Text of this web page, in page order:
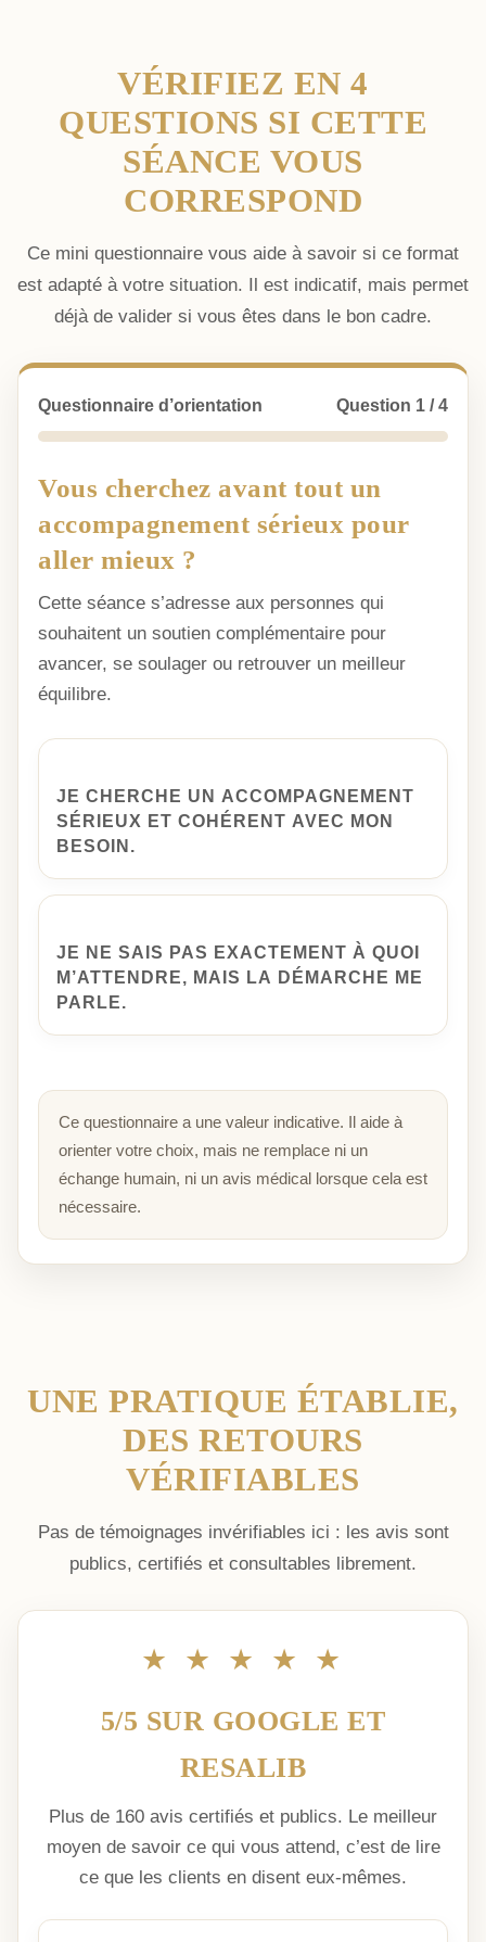
VÉRIFIEZ EN 4
QUESTIONS SI CETTE
SÉANCE VOUS
CORRESPOND
Ce mini questionnaire vous aide à savoir si ce format
est adapté à votre situation. Il est indicatif, mais permet
déjà de valider si vous êtes dans le bon cadre.
Questionnaire d’orientation Question 1 / 4
Vous cherchez avant tout un
accompagnement sérieux pour
aller mieux ?
Cette séance s’adresse aux personnes qui
souhaitent un soutien complémentaire pour
avancer, se soulager ou retrouver un meilleur
équilibre.
JE CHERCHE UN ACCOMPAGNEMENT
SÉRIEUX ET COHÉRENT AVEC MON
BESOIN.
JE NE SAIS PAS EXACTEMENT À QUOI
M’ATTENDRE, MAIS LA DÉMARCHE ME
PARLE.
Ce questionnaire a une valeur indicative. Il aide à
orienter votre choix, mais ne remplace ni un
échange humain, ni un avis médical lorsque cela est
nécessaire.
UNE PRATIQUE ÉTABLIE,
DES RETOURS
VÉRIFIABLES
Pas de témoignages invérifiables ici : les avis sont
publics, certifiés et consultables librement.
★ ★ ★ ★ ★
5/5 SUR GOOGLE ET
RESALIB
Plus de 160 avis certifiés et publics. Le meilleur
moyen de savoir ce qui vous attend, c’est de lire
ce que les clients en disent eux-mêmes.